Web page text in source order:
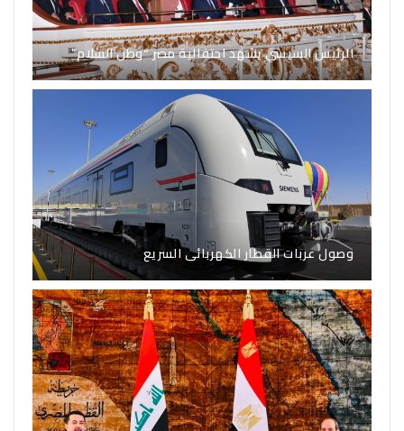
الرئيس السيسي يشهد احتفالية مصر “وطن السلام”
وصول عربات القطار الكهربائى السريع